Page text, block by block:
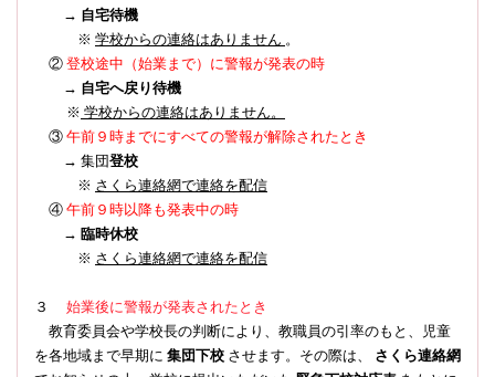
→ 自宅待機
※ 学校からの連絡はありません 。
② 登校途中（始業まで）に警報が発表の時
→ 自宅へ戻り待機
※ 学校からの連絡はありません。
③ 午前９時までにすべての警報が解除されたとき
→ 集団登校
※ さくら連絡網で連絡を配信
④ 午前９時以降も発表中の時
→ 臨時休校
※ さくら連絡網で連絡を配信
３ 始業後に警報が発表されたとき
教育委員会や学校長の判断により、教職員の引率のもと、児童
を各地域まで早期に 集団下校 させます。その際は、 さくら連絡網